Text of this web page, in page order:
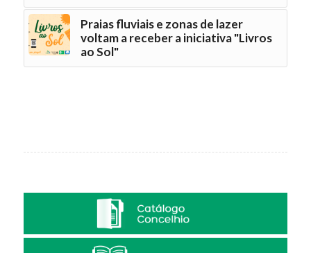
Praias fluviais e zonas de lazer
voltam a receber a iniciativa "Livros
ao Sol"